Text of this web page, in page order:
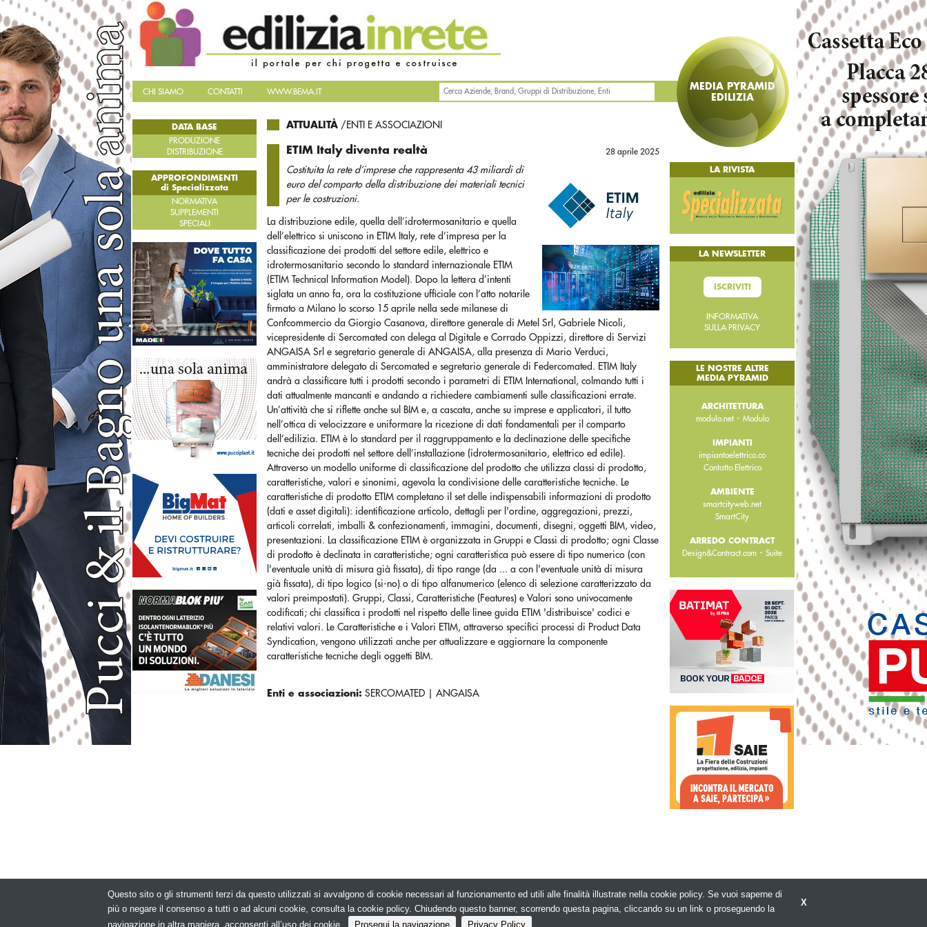
CHI SIAMO CONTATTI WWW.BEMA.IT
MEDIA PYRAMID
EDILIZIA
ATTUALITÀ /ENTI E ASSOCIAZIONI
ETIM Italy diventa realtà
Costituita la rete d’imprese che rappresenta 43 miliardi di
euro del comparto della distribuzione dei materiali tecnici
per le costruzioni.
28 aprile 2025
La distribuzione edile, quella dell’idrotermosanitario e quella
dell’elettrico si uniscono in ETIM Italy, rete d’impresa per la
classificazione dei prodotti del settore edile, elettrico e
idrotermosanitario secondo lo standard internazionale ETIM
(ETIM Technical Information Model). Dopo la lettera d’intenti
siglata un anno fa, ora la costituzione ufficiale con l’atto notarile
firmato a Milano lo scorso 15 aprile nella sede milanese di
Confcommercio da Giorgio Casanova, direttore generale di Metel Srl, Gabriele Nicoli,
vicepresidente di Sercomated con delega al Digitale e Corrado Oppizzi, direttore di Servizi
ANGAISA Srl e segretario generale di ANGAISA, alla presenza di Mario Verduci,
amministratore delegato di Sercomated e segretario generale di Federcomated. ETIM Italy
andrà a classificare tutti i prodotti secondo i parametri di ETIM International, colmando tutti i
dati attualmente mancanti e andando a richiedere cambiamenti sulle classificazioni errate.
Un’attività che si riflette anche sul BIM e, a cascata, anche su imprese e applicatori, il tutto
nell’ottica di velocizzare e uniformare la ricezione di dati fondamentali per il comparto
dell’edilizia. ETIM è lo standard per il raggruppamento e la declinazione delle specifiche
tecniche dei prodotti nel settore dell’installazione (idrotermosanitario, elettrico ed edile).
Attraverso un modello uniforme di classificazione del prodotto che utilizza classi di prodotto,
caratteristiche, valori e sinonimi, agevola la condivisione delle caratteristiche tecniche. Le
caratteristiche di prodotto ETIM completano il set delle indispensabili informazioni di prodotto
(dati e asset digitali): identificazione articolo, dettagli per l'ordine, aggregazioni, prezzi,
articoli correlati, imballi & confezionamenti, immagini, documenti, disegni, oggetti BIM, video,
presentazioni. La classificazione ETIM è organizzata in Gruppi e Classi di prodotto; ogni Classe
di prodotto è declinata in caratteristiche; ogni caratteristica può essere di tipo numerico (con
l'eventuale unità di misura già fissata), di tipo range (da ... a con l'eventuale unità di misura
già fissata), di tipo logico (si-no) o di tipo alfanumerico (elenco di selezione caratterizzato da
valori preimpostati). Gruppi, Classi, Caratteristiche (Features) e Valori sono univocamente
codificati; chi classifica i prodotti nel rispetto delle linee guida ETIM 'distribuisce' codici e
relativi valori. Le Caratteristiche e i Valori ETIM, attraverso specifici processi di Product Data
Syndication, vengono utilizzati anche per attualizzare e aggiornare la componente
caratteristiche tecniche degli oggetti BIM.
Enti e associazioni: SERCOMATED |ANGAISA
DATA BASE
PRODUZIONE
DISTRIBUZIONE
APPROFONDIMENTI
di Specializzata
NORMATIVA
SUPPLEMENTI
SPECIALI
LA RIVISTA
LA NEWSLETTER
ISCRIVITI
INFORMATIVA
SULLA PRIVACY
LE NOSTRE ALTRE
MEDIA PYRAMID
ARCHITETTURA
modulo.net- Modulo
IMPIANTI
impiantoelettrico.co
Contatto Elettrico
AMBIENTE
smartcityweb.net
SmartCity
ARREDO CONTRACT
Design&Contract.com -Suite
© Copyright 2026. Edilizia in Rete - N.ro Iscrizione ROC 5836 -Privacy policy X
Questo sito o gli strumenti terzi da questo utilizzati si avvalgono di cookie necessari al funzionamento ed utili alle finalità illustrate nella cookie policy. Se vuoi saperne di
più o negare il consenso a tutti o ad alcuni cookie, consulta la cookie policy. Chiudendo questo banner, scorrendo questa pagina, cliccando su un link o proseguendo la
navigazione in altra maniera, acconsenti all’uso dei cookie.
Prosegui la navigazione Privacy Policy